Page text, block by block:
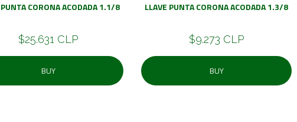
CORONA ACODADA 1.1/8
$25.631 CLP
BUY
LLAVE PUNTA CORONA ACODADA 1.3/8
$9.273 CLP
BUY